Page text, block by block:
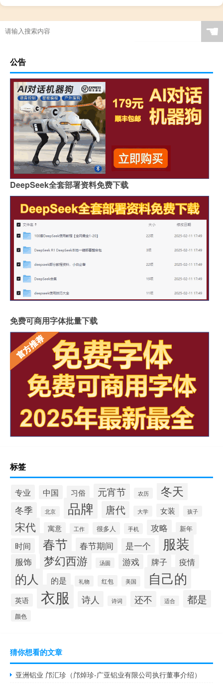
☚
公告
DeepSeek全套部署资料免费下载
免费可商用字体批量下载
标签
专业 中国 习俗 元宵节 农历 冬天
冬季 北京 品牌 唐代 大学 女装 孩子
宋代 寓意 工作 很多人 手机 攻略 新年
时间 春节 春节期间 是一个 服装
服饰 梦幻西游 汤圆 游戏 牌子 疫情
的人 的是 礼物 红包 美国 自己的
英语 衣服 诗人 诗词 还不 适合 都是
颜色
猜你想看的文章
亚洲铝业 邝汇珍（邝焯珍-广亚铝业有限公司执行董事介绍）